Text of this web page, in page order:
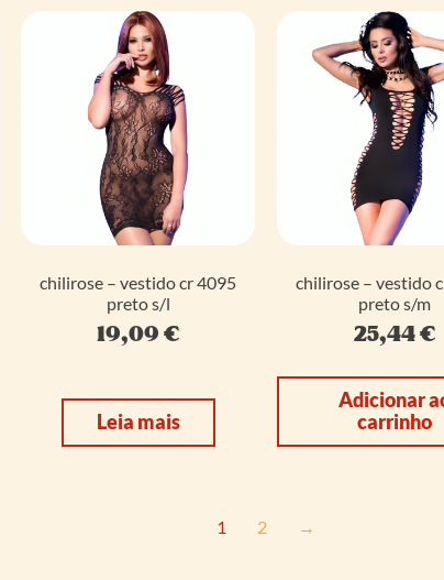
chilirose – vestido cr 4095
preto s/l
19,09€
Leia mais
chilirose – vestido
preto s/m
25,44€
Adicionar
carrinho
1 2 →